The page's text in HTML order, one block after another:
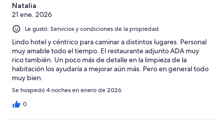
Natalia
21 ene. 2026
Le gustó: Servicios y condiciones de la propiedad
Lindo hotel y céntrico para caminar a distintos lugares. Personal
muy amable todo el tiempo. El restaurante adjunto ADA muy
rico también. Un poco más de detalle en la limpieza de la
habitación los ayudaría a mejorar aún más. Pero en general todo
muy bien.
Se hospedó 4 noches en enero de 2026
0